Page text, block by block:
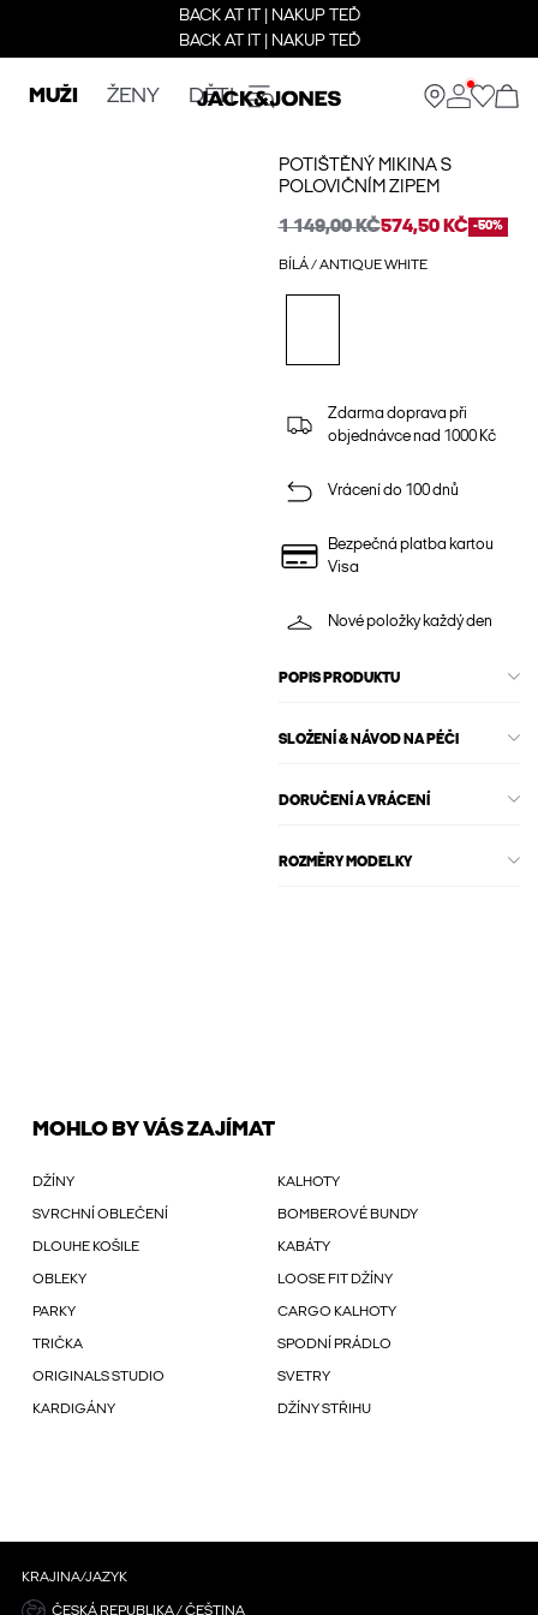
BACK AT IT | NAKUP TEĎ
BACK AT IT | NAKUP TEĎ
MUŽI ŽENY DĚTI
POTIŠTĚNÝ MIKINA S
POLOVIČNÍM ZIPEM
1 149,00 KČ574,50 KČ -50%
BÍLÁ / ANTIQUE WHITE
Zdarma doprava při
objednávce nad 1000 Kč
Vrácení do 100 dnů
Bezpečná platba kartou
Visa
Nové položky každý den
POPIS PRODUKTU
SLOŽENÍ & NÁVOD NA PÉČI
DORUČENÍ A VRÁCENÍ
ROZMĚRY MODELKY
MOHLO BY VÁS ZAJÍMAT
DŽÍNY KALHOTY
SVRCHNÍ OBLEČENÍ BOMBEROVÉ BUNDY
DLOUHE KOŠILE KABÁTY
OBLEKY LOOSE FIT DŽÍNY
PARKY CARGO KALHOTY
TRIČKA SPODNÍ PRÁDLO
ORIGINALS STUDIO SVETRY
KARDIGÁNY DŽÍNY STŘIHU
KRAJINA/JAZYK
ČESKÁ REPUBLIKA / ČEŠTINA